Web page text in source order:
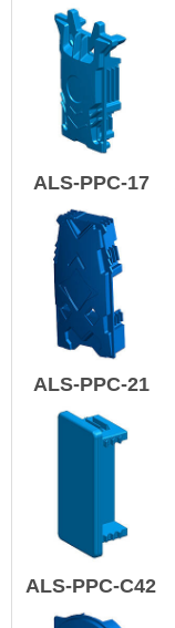
ALS-PPC-17
ALS-PPC-21
ALS-PPC-C42